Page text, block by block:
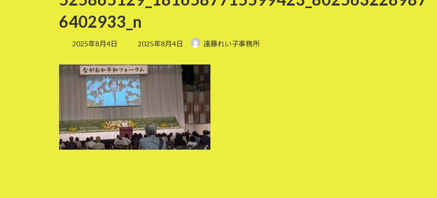
6402933_n
2025年8月4日
最
新
日
時
:
2025年8月4日 遠藤れい子事務所